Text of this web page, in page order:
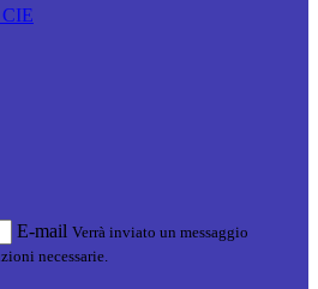
CIE
E-mail Verrà inviato un messaggio
necessarie.